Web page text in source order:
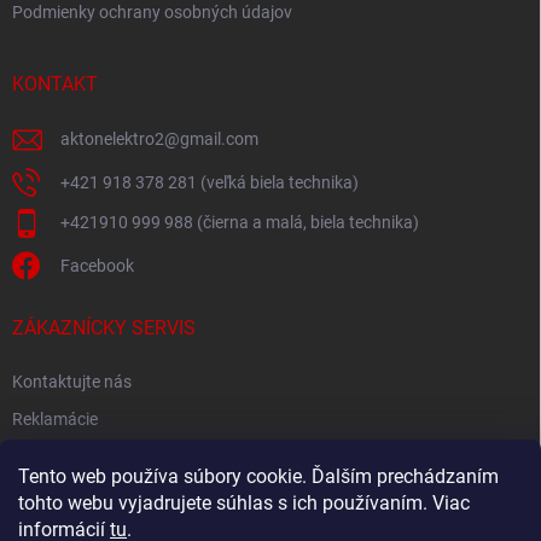
Tento web používa súbory cookie. Ďalším prechádzaním
tohto webu vyjadrujete súhlas s ich používaním. Viac
informácií tu.
Podmienky ochrany osobných údajov
KONTAKT
aktonelektro2@gmail.com
+421 918 378 281 (veľká biela technika)
+421910 999 988 (čierna a malá, biela technika)
Facebook
ZÁKAZNÍCKY SERVIS
Kontaktujte nás
Reklamácie